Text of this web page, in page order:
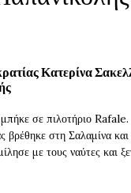
Κατερίνα
σε πιλοτήριο
βρέθηκε στη Σαλαμίνα
με τους ναύτες και